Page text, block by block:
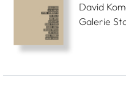
David
Galerie